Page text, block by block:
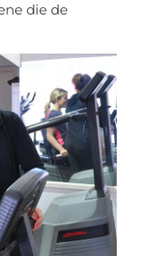
die de